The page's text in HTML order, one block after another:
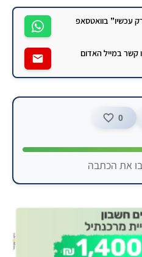
עכשיו” בוואטסאפ
קשר במייל האדום
0